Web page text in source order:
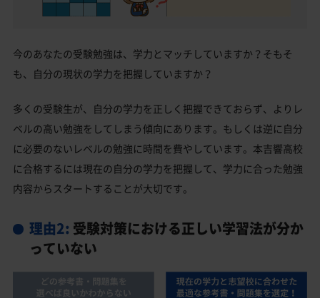
今のあなたの受験勉強は、学力とマッチしていますか？そもそ
も、自分の現状の学力を把握していますか？
多くの受験生が、自分の学力を正しく把握できておらず、よりレ
ベルの高い勉強をしてしまう傾向にあります。もしくは逆に自分
に必要のないレベルの勉強に時間を費やしています。本吉響高校
に合格するには現在の自分の学力を把握して、学力に合った勉強
内容からスタートすることが大切です。
理由2: 受験対策における正しい学習法が分か
っていない